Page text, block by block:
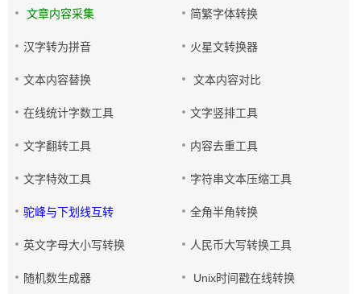
文章内容采集 简繁字体转换
汉字转为拼音 火星文转换器
文本内容替换 文本内容对比
在线统计字数工具 文字竖排工具
文字翻转工具 内容去重工具
文字特效工具 字符串文本压缩工具
驼峰与下划线互转 全角半角转换
英文字母大小写转换 人民币大写转换工具
随机数生成器 Unix时间戳在线转换